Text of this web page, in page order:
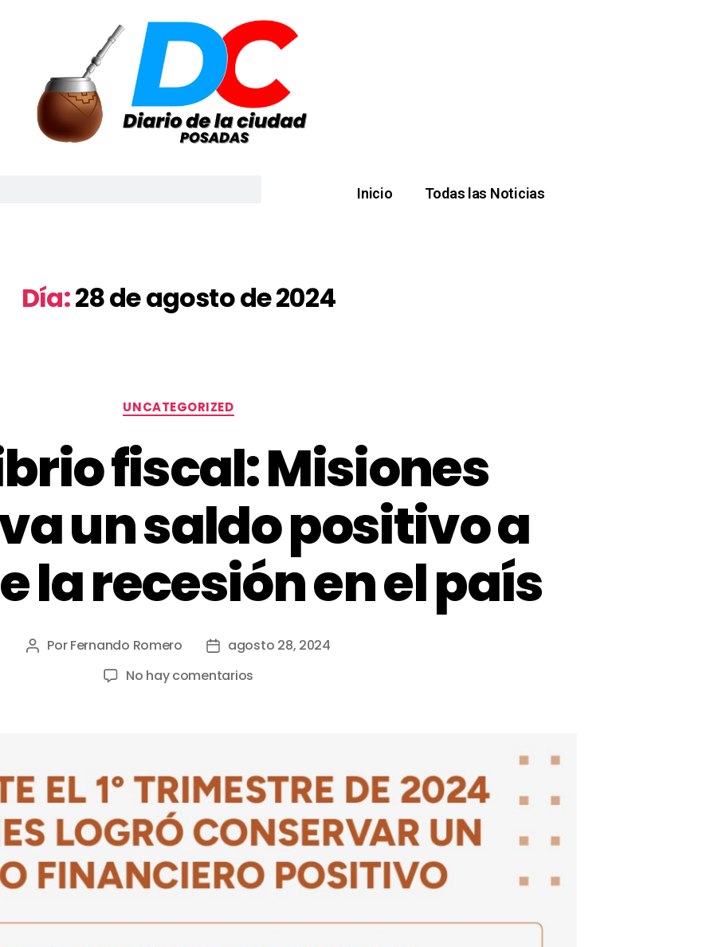
Inicio Todas las Noticias
Día:28 de agosto de 2024
UNCATEGORIZED
fiscal: Misiones
un saldo positivo a
la recesión en el país
PorFernando Romero
agosto 28, 2024
No hay comentarios